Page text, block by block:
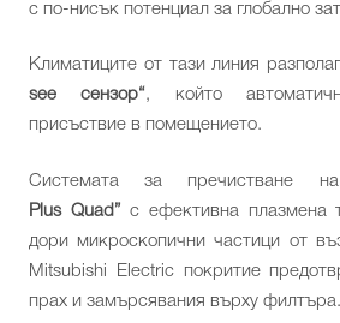
с по-нисък потенциал за глобално
Климатиците от тази линия
see сензор“, който
присъствие в помещението.
Системата за пречистване
Plus Quad” с ефективна плазмена
дори микроскопични частици от
Mitsubishi Electric покритие
прах и замърсявания върху филтъра.